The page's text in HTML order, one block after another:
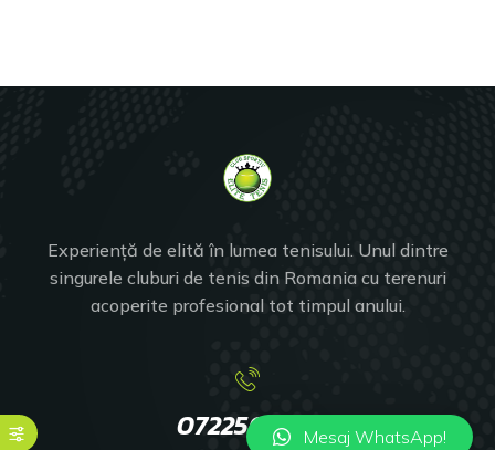
Experiență de elită în lumea tenisului. Unul dintre
singurele cluburi de tenis din Romania cu terenuri
acoperite profesional tot timpul anului.
0722501748Mesaj WhatsApp!